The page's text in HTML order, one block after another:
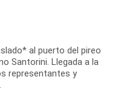
al puerto del pireo
Santorini. Llegada a la
representantes y